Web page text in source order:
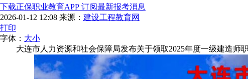
下载正保职业教育APP 订阅最新报考消息
2026-01-12 12:08 来源： 建设工程教育网
打印
字体： 大小
大连市人力资源和社会保障局发布关于领取2025年度一级建造师